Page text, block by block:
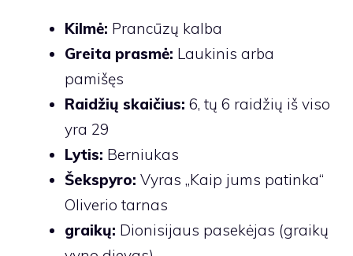
Kilmė: Prancūzų kalba
Greita prasmė: Laukinis arba
pamišęs
Raidžių skaičius: 6, tų 6 raidžių iš viso
yra 29
Lytis: Berniukas
Šekspyro: Vyras „Kaip jums patinka“
Oliverio tarnas
graikų: Dionisijaus pasekėjas (graikų